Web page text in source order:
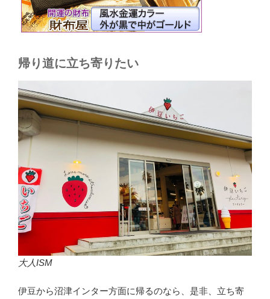
帰り道に立ち寄りたい
大人ISM
伊豆から沼津インター方面に帰るのなら、是非、立ち寄